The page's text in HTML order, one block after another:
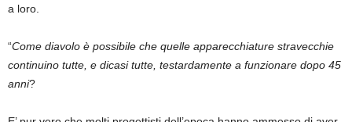
a loro.
“Come diavolo è possibile che quelle apparecchiature stravecchie
continuino tutte, e dicasi tutte, testardamente a funzionare dopo 45
anni?